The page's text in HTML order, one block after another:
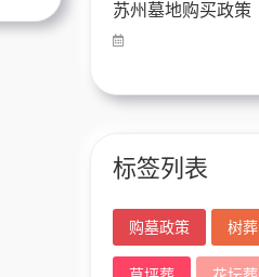
苏州墓地购买政策
标签列表
购墓政策 树葬